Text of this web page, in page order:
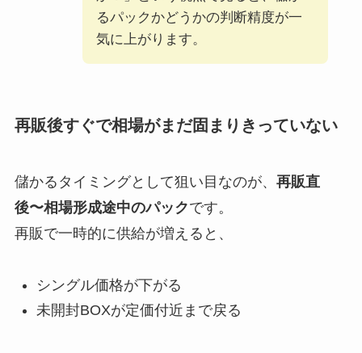
るパックかどうかの判断精度が一
気に上がります。
再販後すぐで相場がまだ固まりきっていない
儲かるタイミングとして狙い目なのが、 再販直
後〜相場形成途中のパックです。
再販で一時的に供給が増えると、
シングル価格が下がる
未開封BOXが定価付近まで戻る